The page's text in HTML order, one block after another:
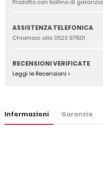
Prodotto con bollino di garanzia
ASSISTENZA TELEFONICA
Chiamaci allo 0523 571501
RECENSIONI VERIFICATE
Leggi le Recensioni >
Informazioni Garanzia